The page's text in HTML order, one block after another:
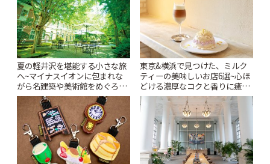
夏の軽井沢を堪能する小さな旅
へ~マイナスイオンに包まれな
がら名建築や美術館をめぐろう
~ | ことりっぷ
東京&横浜で見つけた、ミルク
ティーの美味しいお店6選~心ほ
どける濃厚なコクと香りに癒や
されるティータイム~ | ことりっ
ぷ